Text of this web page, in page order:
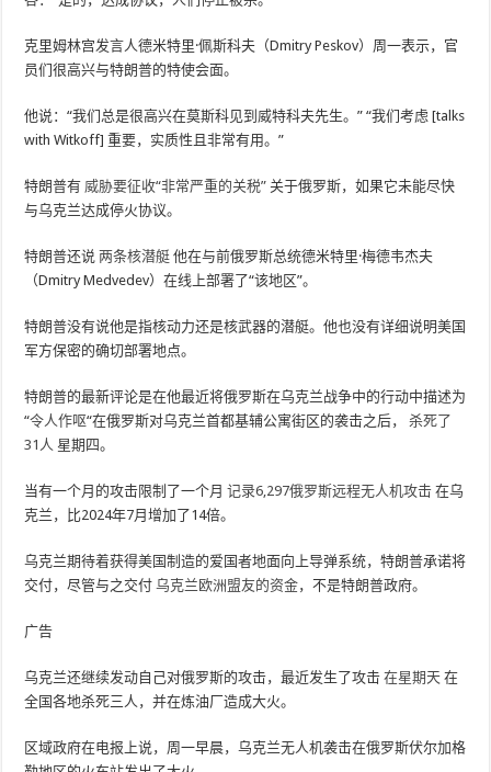
克里姆林宫发言人德米特里·佩斯科夫（Dmitry Peskov）周一表示，官
员们很高兴与特朗普的特使会面。
他说：“我们总是很高兴在莫斯科见到威特科夫先生。” “我们考虑 [talks
with Witkoff] 重要，实质性且非常有用。”
特朗普有 威胁要征收“非常严重的关税” 关于俄罗斯，如果它未能尽快
与乌克兰达成停火协议。
特朗普还说两条核潜艇 他在与前俄罗斯总统德米特里·梅德韦杰夫
（Dmitry Medvedev）在线上部署了“该地区”。
特朗普没有说他是指核动力还是核武器的潜艇。他也没有详细说明美国
军方保密的确切部署地点。
特朗普的最新评论是在他最近将俄罗斯在乌克兰战争中的行动中描述为
“令人作呕“在俄罗斯对乌克兰首都基辅公寓街区的袭击之后，杀死了
31人 星期四。
当有一个月的攻击限制了一个月记录6,297俄罗斯远程无人机攻击 在乌
克兰，比2024年7月增加了14倍。
乌克兰期待着获得美国制造的爱国者地面向上导弹系统，特朗普承诺将
交付，尽管与之交付乌克兰欧洲盟友的资金，不是特朗普政府。
广告
乌克兰还继续发动自己对俄罗斯的攻击，最近发生了攻击在星期天 在
全国各地杀死三人，并在炼油厂造成大火。
区域政府在电报上说，周一早晨，乌克兰无人机袭击在俄罗斯伏尔加格